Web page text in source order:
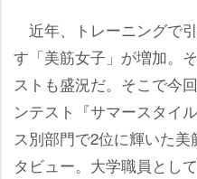
近年、トレーニングで
す「美筋女子」が増加。
ストも盛況だ。そこで今
ンテスト『サマースタイ
ス別部門で2位に輝いた
タビュー。大学職員とし